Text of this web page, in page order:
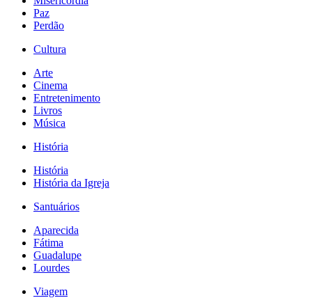
Paz
Perdão
Cultura
Arte
Cinema
Entretenimento
Livros
Música
História
História
História da Igreja
Santuários
Aparecida
Fátima
Guadalupe
Lourdes
Viagem